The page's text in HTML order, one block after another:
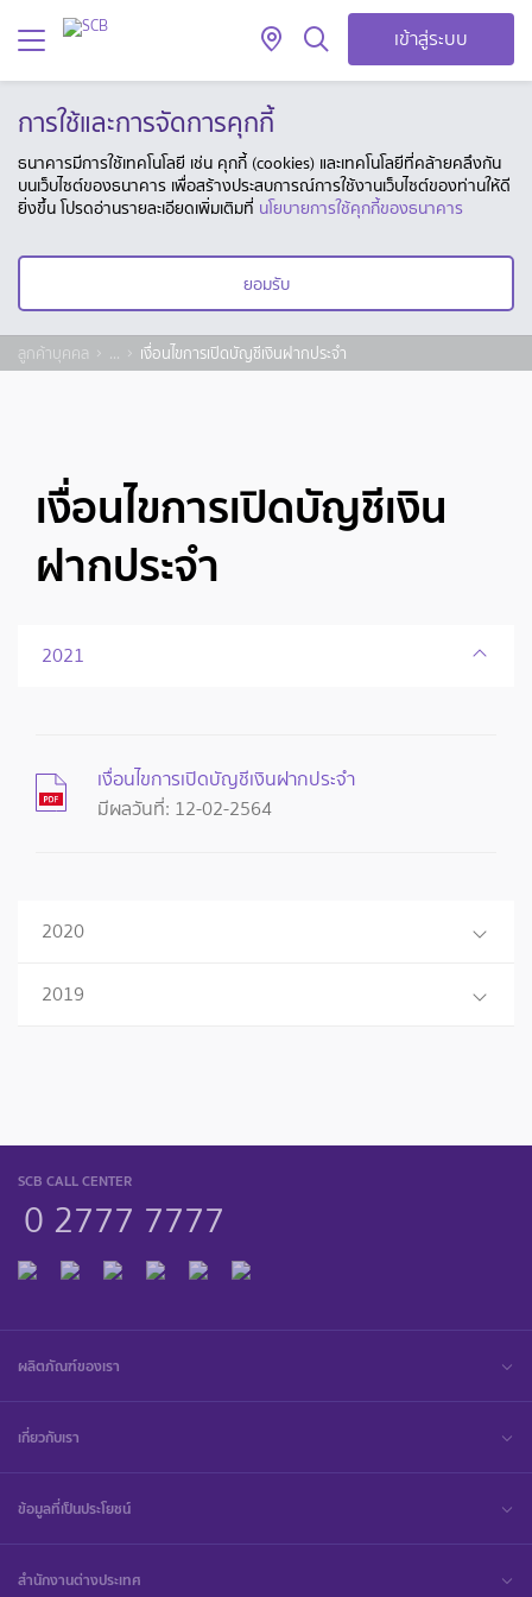
เข้าสู่ระบบ
การใช้และการจัดการคุกกี้
ธนาคารมีการใช้เทคโนโลยี เช่น คุกกี้ (cookies) และเทคโนโลยีที่คล้ายคลึงกัน
บนเว็บไซต์ของธนาคาร เพื่อสร้างประสบการณ์การใช้งานเว็บไซต์ของท่านให้ดี
ยิ่งขึ้น โปรดอ่านรายละเอียดเพิ่มเติมที่ นโยบายการใช้คุกกี้ของธนาคาร
ยอมรับ
ลูกค้าบุคคล ... เงื่อนไขการเปิดบัญชีเงินฝากประจำ
เงื่อนไขการเปิดบัญชีเงิน
ฝากประจำ
2021
เงื่อนไขการเปิดบัญชีเงินฝากประจำ
มีผลวันที่: 12-02-2564
2020
2019
SCB CALL CENTER
0 2777 7777
ผลิตภัณฑ์ของเรา
เกี่ยวกับเรา
ข้อมูลที่เป็นประโยชน์
สำนักงานต่างประเทศ